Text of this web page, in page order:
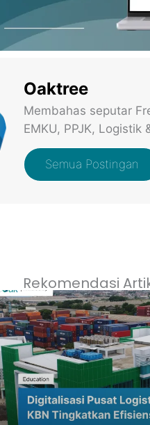
Oaktree
Membahas seputar
EMKU, PPJK, Logistik
Semua Postingan
Rekomendasi